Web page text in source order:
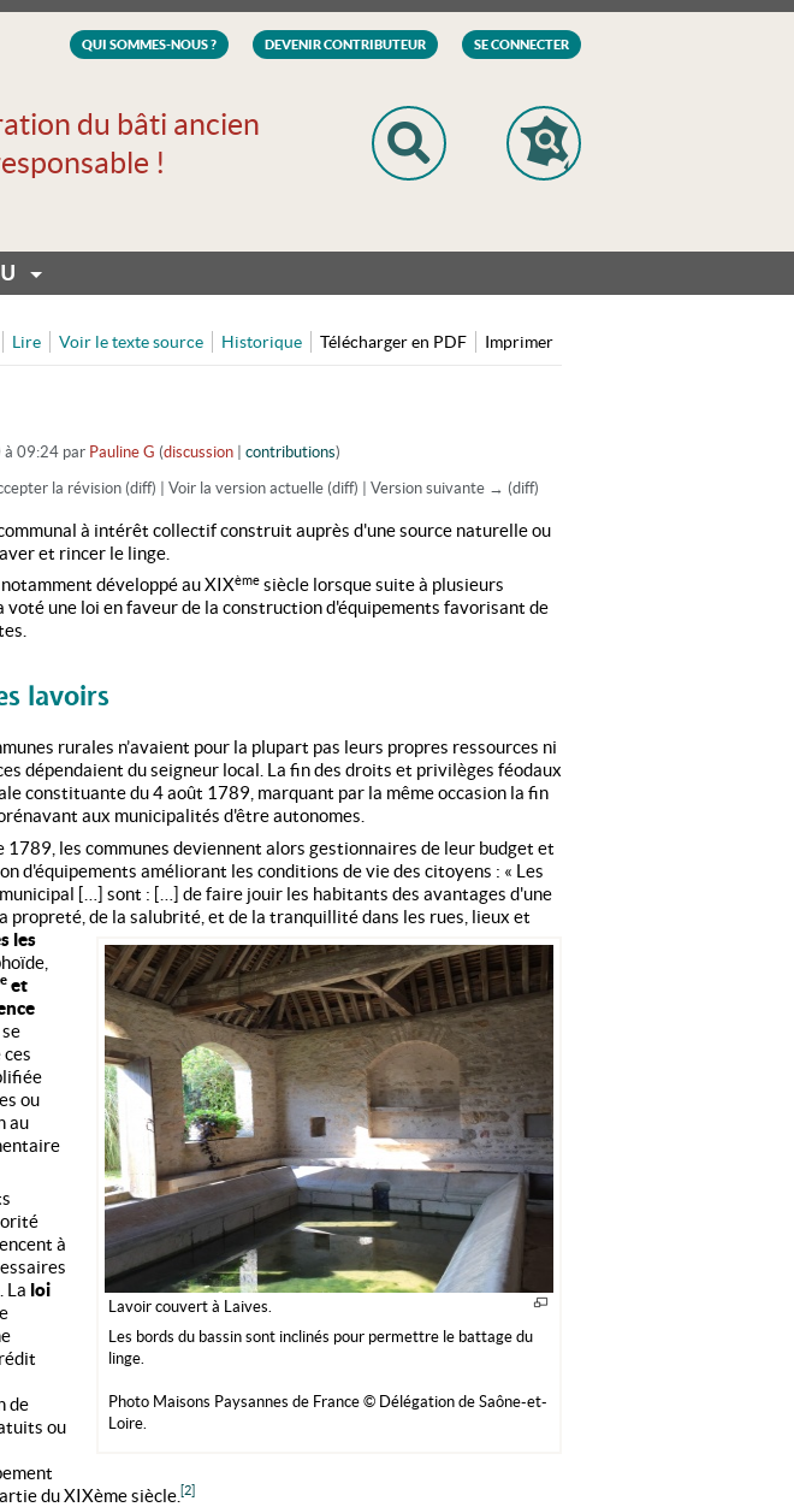
QUI SOMMES-NOUS ? DEVENIR CONTRIBUTEUR SE CONNECTER
du bâti ancien
!
Lire Voir le texte source Historique Télécharger en PDF Imprimer
à 09:24 par Pauline G (discussion| contributions)
la révision (diff) | Voir la version actuelle (diff) | Version suivante → (diff)
à intérêt collectif construit auprès d'une source naturelle ou
et rincer le linge.
développé au XIXème siècle lorsque suite à plusieurs
voté une loi en faveur de la construction d'équipements favorisant de
lavoirs
rurales n’avaient pour la plupart pas leurs propres ressources ni
dépendaient du seigneur local. La fin des droits et privilèges féodaux
constituante du 4 août 1789, marquant par la même occasion la fin
aux municipalités d'être autonomes.
1789, les communes deviennent alors gestionnaires de leur budget et
d'équipements améliorant les conditions de vie des citoyens : « Les
[…] sont : […] de faire jouir les habitants des avantages d'une
propreté, de la salubrité, et de la tranquillité dans les rues, lieux et
Lavoir couvert à Laives.
Les bords du bassin sont inclinés pour permettre le battage du
linge.
Photo Maisons Paysannes de France © Délégation de Saône-et-
Loire.
les
et
ou
au
à
La loi
de
ou
du XIXème siècle. [2]